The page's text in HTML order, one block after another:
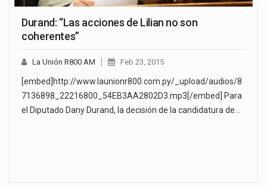
Durand: “Las acciones de Lilian no son
coherentes”
La Unión R800 AM Feb 23, 2015
[embed]http://www.launionr800.com.py/_upload/audios/8
7136898_22216800_54EB3AA2802D3.mp3[/embed] Para
el Diputado Dany Durand, la decisión de la candidatura de…